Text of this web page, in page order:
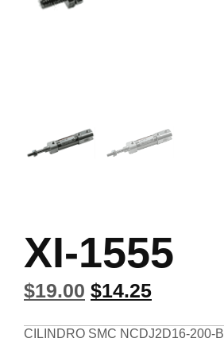
XI-1555
$19.00 $14.25
CILINDRO SMC NCDJ2D16-200-B